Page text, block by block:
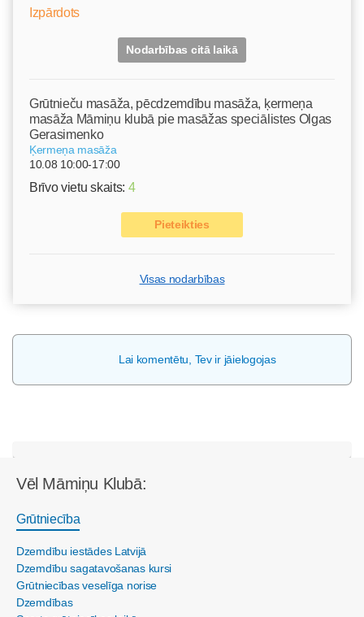
Izpārdots
Nodarbības citā laikā
Grūtnieču masāža, pēcdzemdību masāža, ķermeņa
masāža Māmiņu klubā pie masāžas speciālistes Olgas
Gerasimenko
Ķermeņa masāža
10.08 10:00-17:00
Brīvo vietu skaits: 4
Pieteikties
Visas nodarbības
Lai komentētu, Tev ir jāielogojas
Vēl Māmiņu Klubā:
Grūtniecība
Dzemdību iestādes Latvijā
Dzemdību sagatavošanas kursi
Grūtniecības veselīga norise
Dzemdības